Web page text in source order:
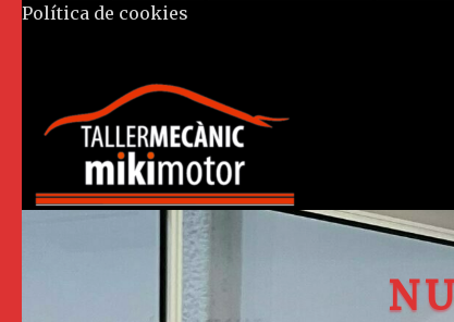
Política de cookies